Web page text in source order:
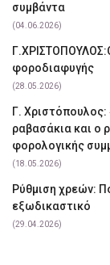
συμβάντα
(04.06.2026)
φοροδιαφυγής
(28.05.2026)
Γ. Χριστόπουλος:
ραβασάκια και ο
φορολογικής
(18.05.2026)
Ρύθμιση χρεών:
εξωδικαστικό
(29.04.2026)